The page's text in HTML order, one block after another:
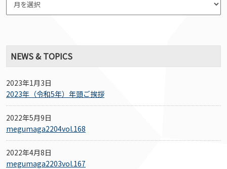
NEWS & TOPICS
2023年1月3日
2023年（令和5年）年頭ご挨拶
2022年5月9日
megumaga2204vol.168
2022年4月8日
megumaga2203vol.167